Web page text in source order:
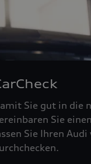
Sie gut in die
Sie
Sie Ihren